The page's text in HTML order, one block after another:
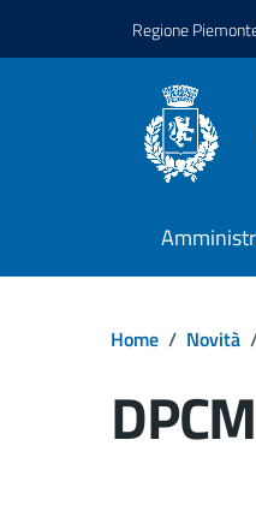
Regione
Home / Novità